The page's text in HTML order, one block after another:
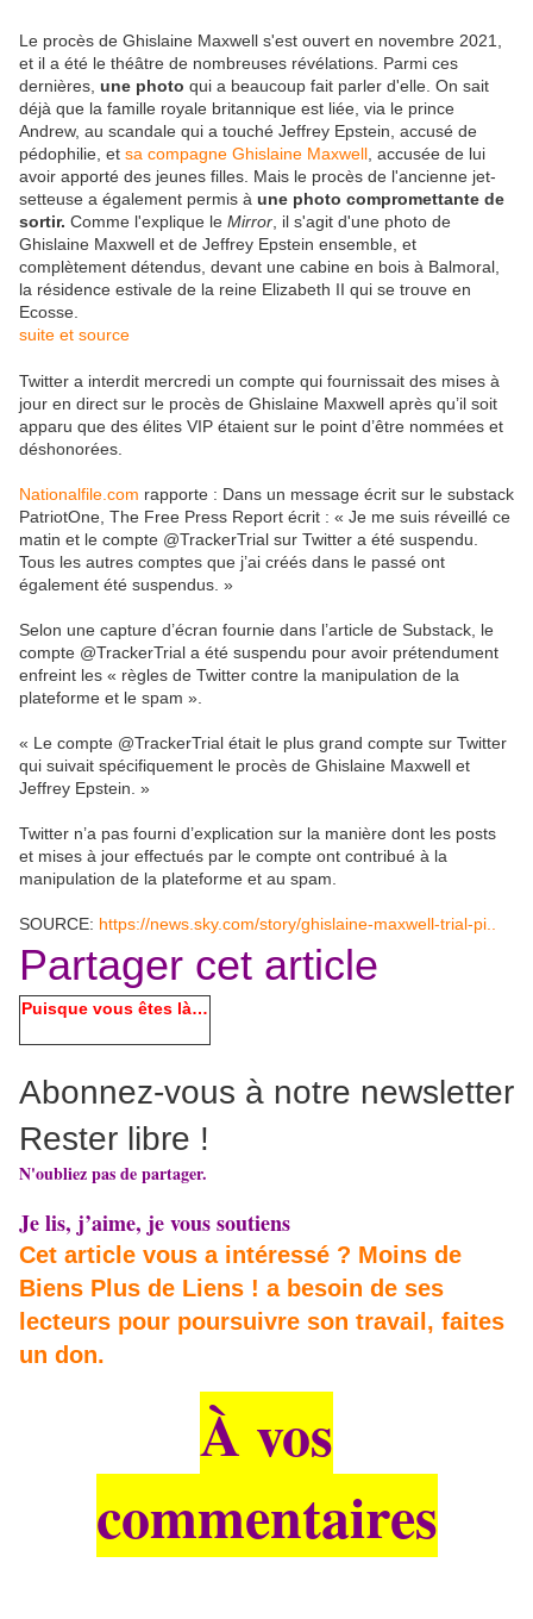
Le procès de Ghislaine Maxwell s'est ouvert en novembre 2021,
et il a été le théâtre de nombreuses révélations. Parmi ces
dernières, une photo qui a beaucoup fait parler d'elle. On sait
déjà que la famille royale britannique est liée, via le prince
Andrew, au scandale qui a touché Jeffrey Epstein, accusé de
pédophilie, et sa compagne Ghislaine Maxwell , accusée de lui
avoir apporté des jeunes filles. Mais le procès de l'ancienne jet-
setteuse a également permis à une photo compromettante de
sortir. Comme l'explique le Mirror , il s'agit d'une photo de
Ghislaine Maxwell et de Jeffrey Epstein ensemble, et
complètement détendus, devant une cabine en bois à Balmoral,
la résidence estivale de la reine Elizabeth II qui se trouve en
Ecosse.
suite et source
Twitter a interdit mercredi un compte qui fournissait des mises à
jour en direct sur le procès de Ghislaine Maxwell après qu’il soit
apparu que des élites VIP étaient sur le point d’être nommées et
déshonorées.
Nationalfile.com rapporte : Dans un message écrit sur le substack
PatriotOne, The Free Press Report écrit : « Je me suis réveillé ce
matin et le compte @TrackerTrial sur Twitter a été suspendu.
Tous les autres comptes que j’ai créés dans le passé ont
également été suspendus. »
Selon une capture d’écran fournie dans l’article de Substack, le
compte @TrackerTrial a été suspendu pour avoir prétendument
enfreint les « règles de Twitter contre la manipulation de la
plateforme et le spam ».
« Le compte @TrackerTrial était le plus grand compte sur Twitter
qui suivait spécifiquement le procès de Ghislaine Maxwell et
Jeffrey Epstein. »
Twitter n’a pas fourni d’explication sur la manière dont les posts
et mises à jour effectués par le compte ont contribué à la
manipulation de la plateforme et au spam.
SOURCE: https://news.sky.com/story/ghislaine-maxwell-trial-pi..
Partager cet article
Puisque vous êtes là…
Abonnez-vous à notre newsletter
Rester libre !
N'oubliez pas de partager.
Je lis, j’aime, je vous soutiens
Cet article vous a intéressé ? Moins de
Biens Plus de Liens ! a besoin de ses
lecteurs pour poursuivre son travail, faites
un don.
À vos
commentaires